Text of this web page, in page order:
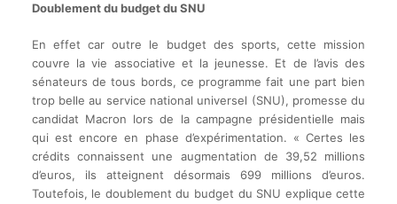
Doublement du budget du SNU
En effet car outre le budget des sports, cette mission
couvre la vie associative et la jeunesse. Et de l’avis des
sénateurs de tous bords, ce programme fait une part bien
trop belle au service national universel (SNU), promesse du
candidat Macron lors de la campagne présidentielle mais
qui est encore en phase d’expérimentation. « Certes les
crédits connaissent une augmentation de 39,52 millions
d’euros, ils atteignent désormais 699 millions d’euros.
Toutefois, le doublement du budget du SNU explique cette